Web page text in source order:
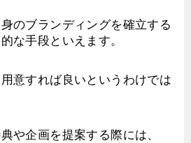
のブランディングを確立する
な手段といえます。
意すれば良いというわけでは
や企画を提案する際には、